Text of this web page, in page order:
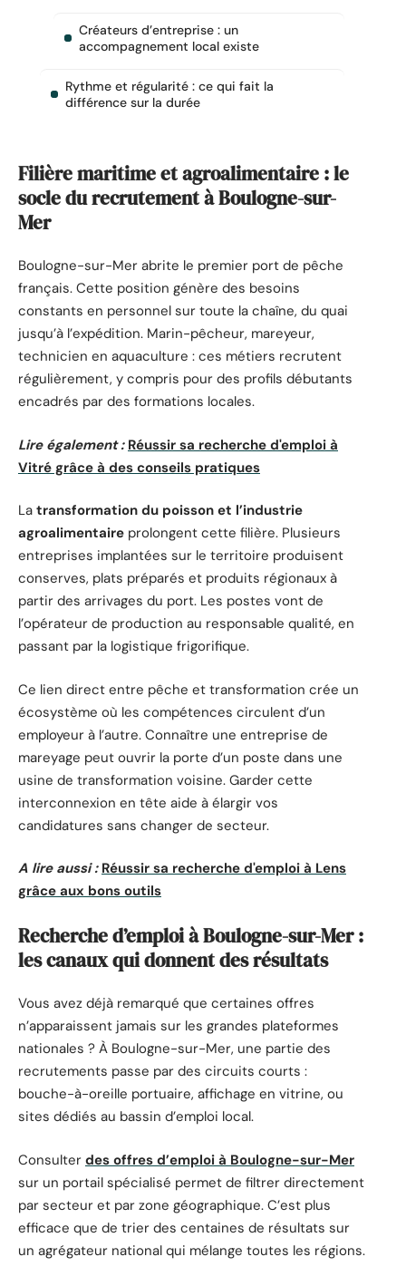
Créateurs d’entreprise : un
accompagnement local existe
Rythme et régularité : ce qui fait la
différence sur la durée
Filière maritime et agroalimentaire : le
socle du recrutement à Boulogne-sur-
Mer
Boulogne-sur-Mer abrite le premier port de pêche
français. Cette position génère des besoins
constants en personnel sur toute la chaîne, du quai
jusqu’à l’expédition. Marin-pêcheur, mareyeur,
technicien en aquaculture : ces métiers recrutent
régulièrement, y compris pour des profils débutants
encadrés par des formations locales.
Lire également : Réussir sa recherche d'emploi à
Vitré grâce à des conseils pratiques
La transformation du poisson et l’industrie
agroalimentaire prolongent cette filière. Plusieurs
entreprises implantées sur le territoire produisent
conserves, plats préparés et produits régionaux à
partir des arrivages du port. Les postes vont de
l’opérateur de production au responsable qualité, en
passant par la logistique frigorifique.
Ce lien direct entre pêche et transformation crée un
écosystème où les compétences circulent d’un
employeur à l’autre. Connaître une entreprise de
mareyage peut ouvrir la porte d’un poste dans une
usine de transformation voisine. Garder cette
interconnexion en tête aide à élargir vos
candidatures sans changer de secteur.
A lire aussi : Réussir sa recherche d'emploi à Lens
grâce aux bons outils
Recherche d’emploi à Boulogne-sur-Mer :
les canaux qui donnent des résultats
Vous avez déjà remarqué que certaines offres
n’apparaissent jamais sur les grandes plateformes
nationales ? À Boulogne-sur-Mer, une partie des
recrutements passe par des circuits courts :
bouche-à-oreille portuaire, affichage en vitrine, ou
sites dédiés au bassin d’emploi local.
Consulter des offres d’emploi à Boulogne-sur-Mer
sur un portail spécialisé permet de filtrer directement
par secteur et par zone géographique. C’est plus
efficace que de trier des centaines de résultats sur
un agrégateur national qui mélange toutes les régions.